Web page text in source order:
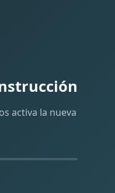
activa la nueva